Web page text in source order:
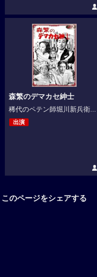
森繁のデマカセ紳士
稀代のペテン師堀川新兵衛...
出演
このページをシェアする